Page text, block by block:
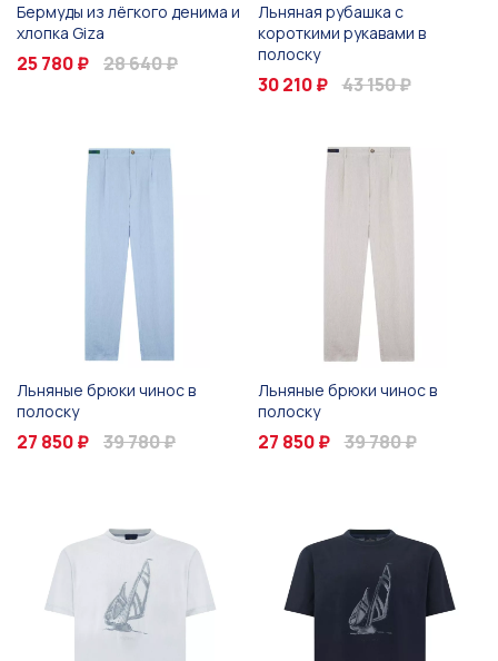
Бермуды из лёгкого денима и
хлопка Giza
25 780 ₽ 28 640 ₽
Льняная рубашка с
короткими рукавами в
полоску
30 210 ₽ 43 150 ₽
Льняные брюки чинос в
полоску
27 850 ₽ 39 780 ₽
Льняные брюки чинос в
полоску
27 850 ₽ 39 780 ₽